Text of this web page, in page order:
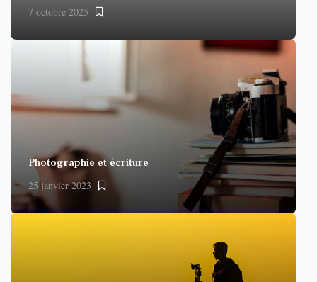
7 octobre 2025
Photographie et écriture
25 janvier 2023